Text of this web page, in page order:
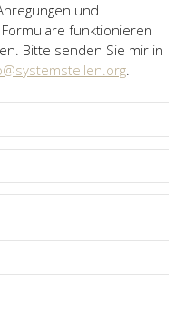
und
Formulare funktionieren
Bitte senden Sie mir in
.